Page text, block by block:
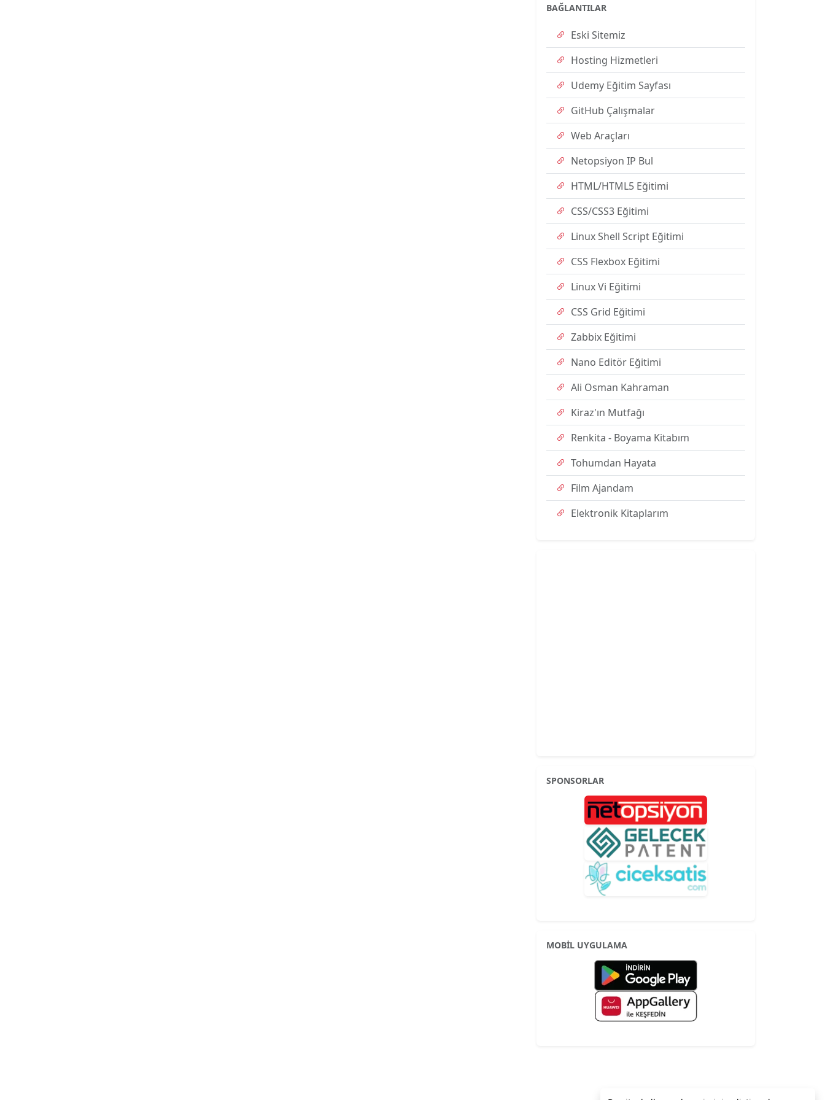
BAĞLANTILAR
Eski Sitemiz
Hosting Hizmetleri
Udemy Eğitim Sayfası
GitHub Çalışmalar
Web Araçları
Netopsiyon IP Bul
HTML/HTML5 Eğitimi
CSS/CSS3 Eğitimi
Linux Shell Script Eğitimi
CSS Flexbox Eğitimi
Linux Vi Eğitimi
CSS Grid Eğitimi
Zabbix Eğitimi
Nano Editör Eğitimi
Ali Osman Kahraman
Kiraz'ın Mutfağı
Renkita - Boyama Kitabım
Tohumdan Hayata
Film Ajandam
Elektronik Kitaplarım
SPONSORLAR
MOBİL UYGULAMA